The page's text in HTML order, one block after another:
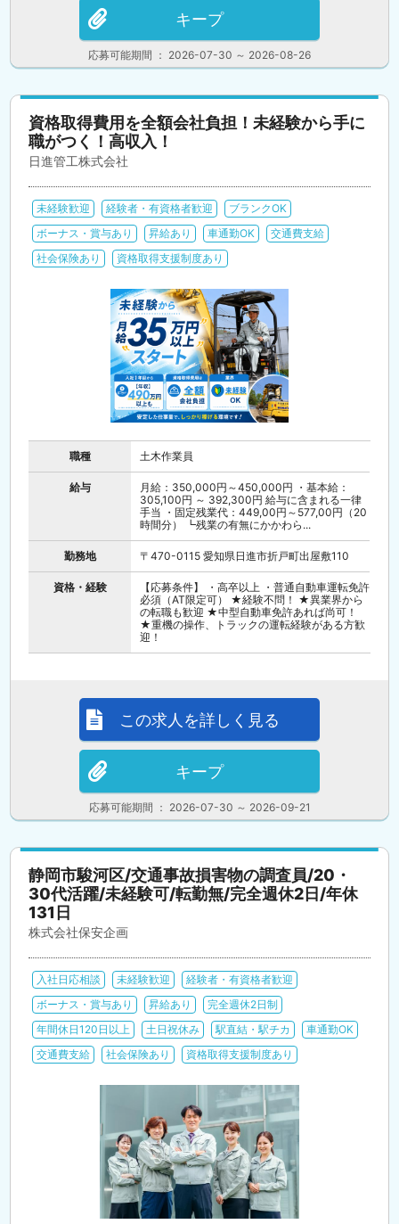
応募可能期間 ： 2026-07-30 ～ 2026-08-26
キープ
資格取得費用を全額会社負担！未経験から手に
職がつく！高収入！
日進管工株式会社
未経験歓迎 経験者・有資格者歓迎
ブランクOK
ボーナス・賞与あり
昇給あり 車通勤OK
交通費支給
社会保険あり
資格取得支援制度あり
職種 土木作業員
給与
月給：350,000円～450,000円 ・基本給：
305,100円 ～ 392,300円 給与に含まれる一律
手当 ・固定残業代：449,00円～577,00円（20
時間分） ┗残業の有無にかかわら...
勤務地 〒470-0115 愛知県日進市折戸町出屋敷110
資格・経験
【応募条件】 ・高卒以上 ・普通自動車運転免許
必須（AT限定可） ★経験不問！ ★異業界から
の転職も歓迎 ★中型自動車免許あれば尚可！
★重機の操作、トラックの運転経験がある方歓
迎！
応募可能期間 ： 2026-07-30 ～ 2026-09-21
この求人を詳しく見る
キープ
静岡市駿河区/交通事故損害物の調査員/20・
30代活躍/未経験可/転勤無/完全週休2日/年休
131日
株式会社保安企画
入社日応相談 未経験歓迎
経験者・有資格者歓迎
ボーナス・賞与あり
昇給あり
完全週休2日制
年間休日120日以上
土日祝休み 駅直結・駅チカ
車通勤OK
交通費支給
社会保険あり 資格取得支援制度あり